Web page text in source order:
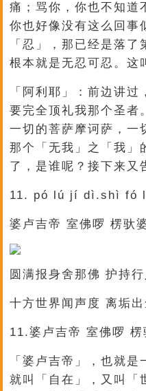
痛；骂你，你也不知道
你也好像没有这么回事
「忍」，那已经是落了
根本就是无忍可忍。这
「阿利耶」：前边讲
要完全顶礼我那个圣者
一切的菩萨摩诃萨，一
那个「无我」之「我」
了，是谁呢？接下来又
11. pó lú jí dì.shì fó
婆卢吉帝 室佛啰 楞驮
圆满报身舍那佛 护持行
十方世界闻声度 离垢
11.婆卢吉帝 室佛啰 楞
「婆卢吉帝」，也就是
就叫「自在」，又叫「